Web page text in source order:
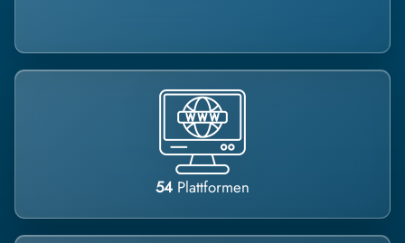
54 Plattformen